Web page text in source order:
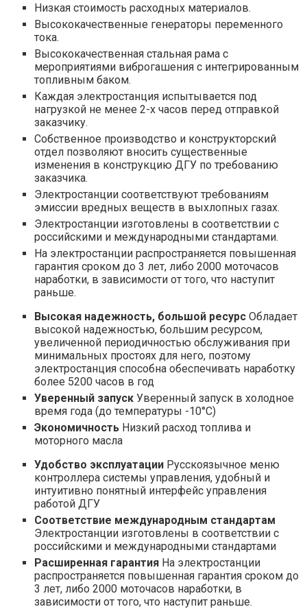
Низкая стоимость расходных материалов.
Высококачественные генераторы переменного
тока.
Высококачественная стальная рама с
мероприятиями виброгашения с интегрированным
топливным баком.
Каждая электростанция испытывается под
нагрузкой не менее 2-х часов перед отправкой
заказчику.
Собственное производство и конструкторский
отдел позволяют вносить существенные
изменения в конструкцию ДГУ по требованию
заказчика.
Электростанции соответствуют требованиям
эмиссии вредных веществ в выхлопных газах.
Электростанции изготовлены в соответствии с
российскими и международными стандартами.
На электростанции распространяется повышенная
гарантия сроком до 3 лет, либо 2000 моточасов
наработки, в зависимости от того, что наступит
раньше.
Высокая надежность, большой ресурс Обладает
высокой надежностью, большим ресурсом,
увеличенной периодичностью обслуживания при
минимальных простоях для него, поэтому
электростанция способна обеспечивать наработку
болеe 5200 часов в год
Уверенный запуск Уверенный запуск в холодное
время года (до температуры -10°С)
Экономичность Низкий расход топлива и
моторного масла
Удобство эксплуатации Русскоязычное меню
контроллера системы управления, удобный и
интуитивно понятный интерфейс управления
работой ДГУ
Соответствие международным стандартам
Электростанции изготовлены в соответствии с
российскими и международными стандартами
Расширенная гарантия На электростанции
распространяется повышенная гарантия сроком до
3 лет, либо 2000 моточасов наработки, в
зависимости от того, что наступит раньше.